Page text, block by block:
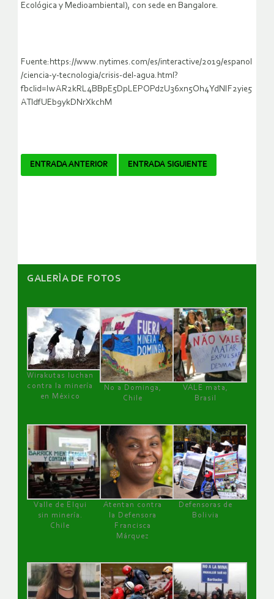
Ecológica y Medioambiental), con sede en Bangalore.
Fuente:https://www.nytimes.com/es/interactive/2019/espanol
/ciencia-y-tecnologia/crisis-del-agua.html?
fbclid=IwAR2kRL4BBpE5DpLEPOPdzU36xn5Oh4YdNIF2yie5
ATldfUEb9ykDNrXkchM
Navegador
ENTRADA ANTERIOR ENTRADA SIGUIENTE
GALERÌA DE FOTOS
Wirakutas luchan
contra la minería
en México
No a Dominga,
Chile
VALE mata,
Brasil
Valle de Elqui
sin minería.
Chile
Atentan contra
la Defensora
Francisca
Márquez
Defensoras de
Bolivia